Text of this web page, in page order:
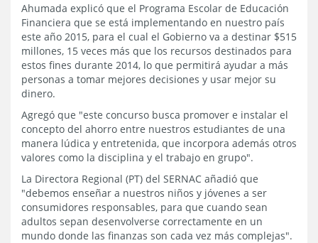
Ahumada explicó que el Programa Escolar de Educación
Financiera que se está implementando en nuestro país
este año 2015, para el cual el Gobierno va a destinar $515
millones, 15 veces más que los recursos destinados para
estos fines durante 2014, lo que permitirá ayudar a más
personas a tomar mejores decisiones y usar mejor su
dinero.
Agregó que "este concurso busca promover e instalar el
concepto del ahorro entre nuestros estudiantes de una
manera lúdica y entretenida, que incorpora además otros
valores como la disciplina y el trabajo en grupo".
La Directora Regional (PT) del SERNAC añadió que
"debemos enseñar a nuestros niños y jóvenes a ser
consumidores responsables, para que cuando sean
adultos sepan desenvolverse correctamente en un
mundo donde las finanzas son cada vez más complejas".